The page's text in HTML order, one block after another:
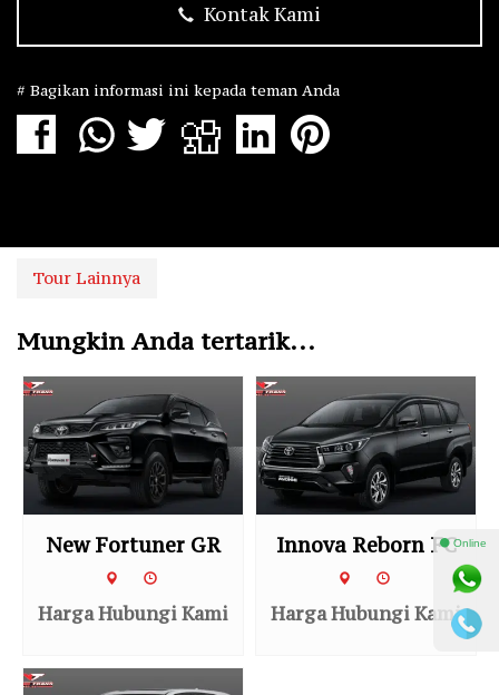
Kontak Kami
# Bagikan informasi ini kepada teman Anda
Tour Lainnya
Mungkin Anda tertarik...
New Fortuner GR
Harga Hubungi Kami
Innova Reborn FC
Harga Hubungi Kami
⚫ Online